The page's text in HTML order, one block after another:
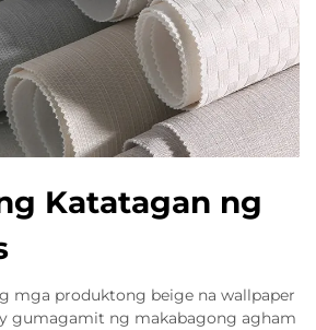
Katatagan ng
mga produktong beige na wallpaper
gumagamit ng makabagong agham